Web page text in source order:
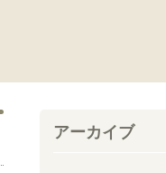
アーカイブ